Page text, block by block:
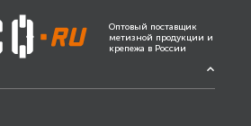
Оптовый поставщик
метизной продукции и
крепежа в России